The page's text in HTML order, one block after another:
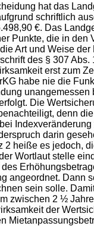
hat das
schriftlich
€. Das
Punkte, die in den
Art und Weise
des § 307
erst zum
habe nie die
Die
denn
darin
2 heiße es jedoch,
Wortlaut stelle
angeordnet. Dann
sein solle.
zwischen 2 ½
der